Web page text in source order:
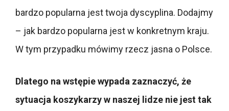
bardzo popularna jest twoja dyscyplina. Dodajmy
– jak bardzo popularna jest w konkretnym kraju.
W tym przypadku mówimy rzecz jasna o Polsce.
Dlatego na wstępie wypada zaznaczyć, że
sytuacja koszykarzy w naszej lidze nie jest tak